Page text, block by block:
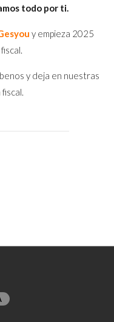
todo por ti.
y empieza 2025
y deja en nuestras